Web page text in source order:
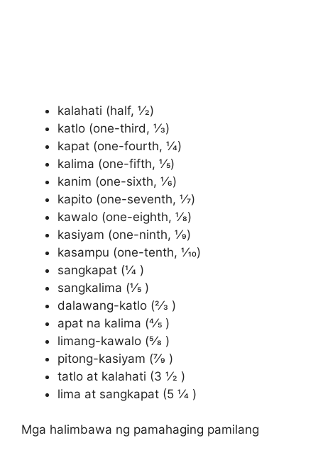
kalahati (half, 1⁄2)
katlo (one-third, 1⁄3)
kapat (one-fourth, 1⁄4)
kalima (one-fifth, 1⁄5)
kanim (one-sixth, 1⁄6)
kapito (one-seventh, 1⁄7)
kawalo (one-eighth, 1⁄8)
kasiyam (one-ninth, 1⁄9)
kasampu (one-tenth, 1⁄10)
sangkapat (1⁄4 )
sangkalima (1⁄5 )
dalawang-katlo (2⁄3 )
apat na kalima (4⁄5 )
limang-kawalo (5⁄8 )
pitong-kasiyam (7⁄9 )
tatlo at kalahati (3 1⁄2 )
lima at sangkapat (5 1⁄4 )
Mga halimbawa ng pamahaging pamilang